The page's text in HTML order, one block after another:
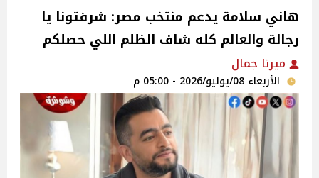
هاني سلامة يدعم منتخب مصر: شرفتونا يا
رجالة والعالم كله شاف الظلم اللي حصلكم
ميرنا جمال
الأربعاء 08/يوليو/2026 - 05:00 م